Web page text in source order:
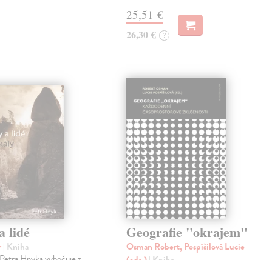
25,51 €
26,30 € ?
lidé
| Kniha
Geografie "okrajem"
Osman Robert, Pospíšilová Lucie